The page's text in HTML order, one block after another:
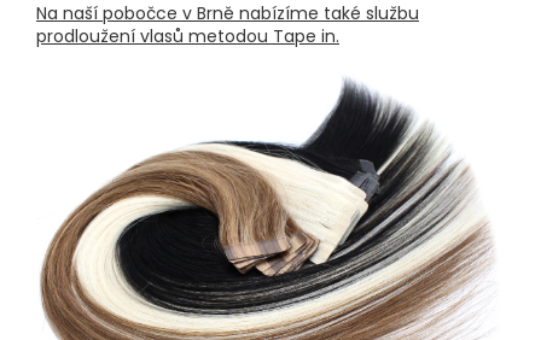
Na naší pobočce v Brně nabízíme také službu
prodloužení vlasů metodou Tape in.